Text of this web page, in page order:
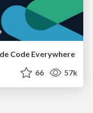
Code Everywhere
66 57k